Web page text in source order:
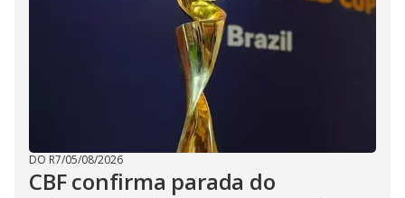
DO R7/05/08/2026
CBF confirma parada do